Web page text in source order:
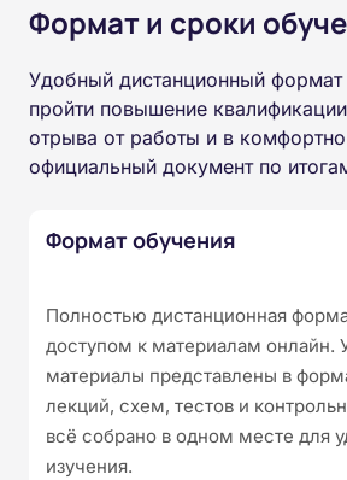
Формат и сроки
Удобный дистанционный формат
пройти повышение
отрыва от работы и в
официальный документ по
Формат обучения
Полностью дистанционная
доступом к материалам онлайн.
материалы представлены в
лекций, схем, тестов и
всё собрано в одном месте для
изучения.